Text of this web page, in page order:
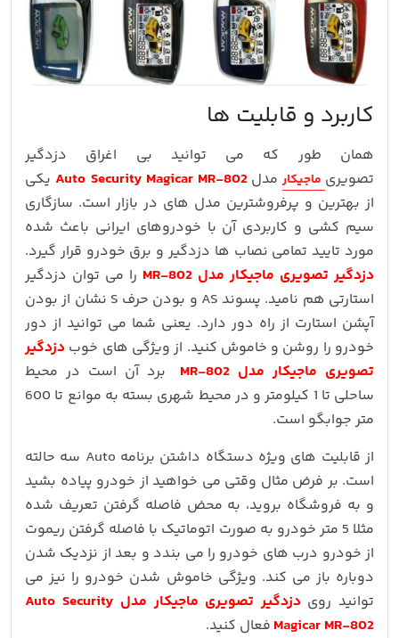
کاربرد و قابلیت ها
همان طور که می توانید بی اغراق دزدگیر
تصویری ماجیکار مدل Auto Security Magicar MR-802یکی
از بهترین و پرفروشترین مدل های در بازار است. سازگاری
سیم کشی و کاربردی آن با خودروهای ایرانی باعث شده
مورد تایید تمامی نصاب ها دزدگیر و برق خودرو قرار گیرد.
دزدگیر تصویری ماجیکار مدل MR-802
را می توان دزدگیر
استارتی هم نامید. پسوند AS و بودن حرف S نشان از بودن
آپشن استارت از راه دور دارد. یعنی شما می توانید از دور
خودرو را روشن و خاموش کنید. از ویژگی های خوب دزدگیر
تصویری ماجیکار مدل MR-802
برد آن است در محیط
ساحلی تا 1 کیلومتر و در محیط شهری بسته به موانع تا 600
متر جوابگو است.
از قابلیت های ویژه دستگاه داشتن برنامه Auto سه حالته
است. بر فرض مثال وقتی می خواهید از خودرو پیاده بشید
و به فروشگاه بروید، به محض فاصله گرفتن تعریف شده
مثلا 5 متر خودرو به صورت اتوماتیک با فاصله گرفتن ریموت
از خودرو درب های خودرو را می بندد و بعد از نزدیک شدن
دوباره باز می کند. ویژگی خاموش شدن خودرو را نیز می
توانید روی
دزدگیر تصویری ماجیکار مدل Auto Security
Magicar MR-802 فعال کنید.